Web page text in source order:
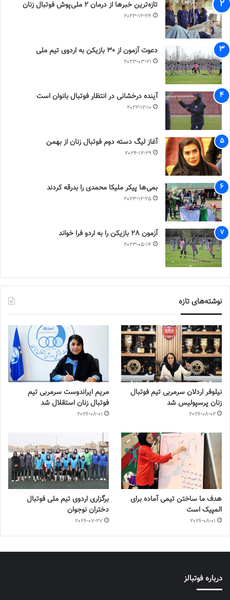
تازه‌ترین خبرها از درمان ۲ ملی‌پوش فوتبال زنان
2023-12-24
دعوت آزمون از 30 بازیکن به اردوی تیم ملی
2023-03-21
آینده درخشانی در انتظار فوتبال بانوان است
2022-12-10
آغاز لیگ دسته دوم فوتبال زنان از بهمن
2024-12-29
بمی‌ها پیکر ملیکا محمدی را بدرقه کردند
2023-12-25
آزمون 28 بازیکن را به اردو فرا خواند
2023-05-14
نوشته‌های تازه
نیلوفر اردلان سرمربی تیم فوتبال
زنان پرسپولیس شد
2026-08-02
مریم ایراندوست سرمربی تیم
فوتبال زنان استقلال شد
2026-08-01
هدف ما ساختن تیمی آماده برای
المپیک است
2026-08-01
برگزاری اردوی تیم ملی فوتبال
دختران نوجوان
2026-07-27
درباره فوتبالز